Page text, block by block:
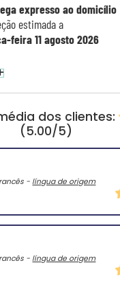
dos clientes:
(5.00/5)
- língua de origem
- língua de origem
expresso ao domicílio
estimada a
feira 11 agosto 2026